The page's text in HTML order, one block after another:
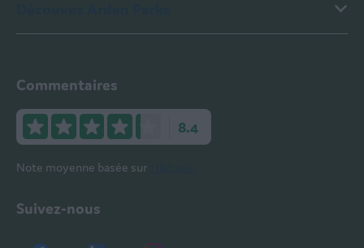
Commentaires
8.4
Note moyenne basée sur
Suivez-nous